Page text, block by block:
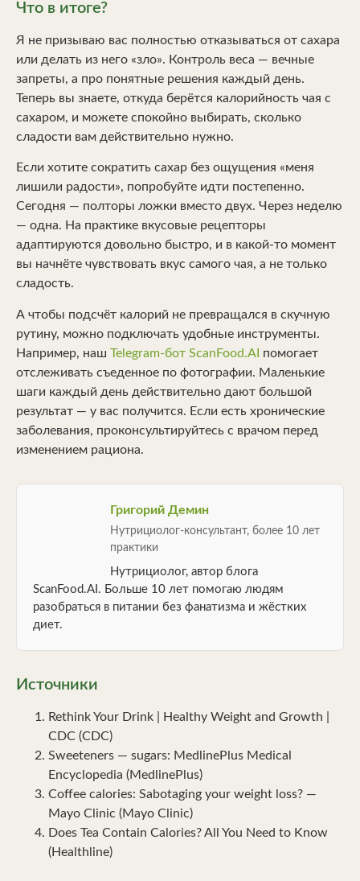
Что в итоге?
Я не призываю вас полностью отказываться от сахара
или делать из него «зло». Контроль веса — вечные
запреты, а про понятные решения каждый день.
Теперь вы знаете, откуда берётся калорийность чая с
сахаром, и можете спокойно выбирать, сколько
сладости вам действительно нужно.
Если хотите сократить сахар без ощущения «меня
лишили радости», попробуйте идти постепенно.
Сегодня — полторы ложки вместо двух. Через неделю
— одна. На практике вкусовые рецепторы
адаптируются довольно быстро, и в какой-то момент
вы начнёте чувствовать вкус самого чая, а не только
сладость.
А чтобы подсчёт калорий не превращался в скучную
рутину, можно подключать удобные инструменты.
Например, наш Telegram-бот ScanFood.AI помогает
отслеживать съеденное по фотографии. Маленькие
шаги каждый день действительно дают большой
результат — у вас получится. Если есть хронические
заболевания, проконсультируйтесь с врачом перед
изменением рациона.
Григорий Демин
Нутрициолог-консультант, более 10 лет
практики
Нутрициолог, автор блога
ScanFood.AI. Больше 10 лет помогаю людям
разобраться в питании без фанатизма и жёстких
диет.
Источники
Rethink Your Drink | Healthy Weight and Growth |
CDC (CDC)
Sweeteners — sugars: MedlinePlus Medical
Encyclopedia (MedlinePlus)
Coffee calories: Sabotaging your weight loss? —
Mayo Clinic (Mayo Clinic)
Does Tea Contain Calories? All You Need to Know
(Healthline)